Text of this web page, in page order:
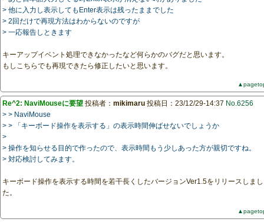
> 他に入力し表示してもEnter表示は残ったままでした
> 2回だけで再現方法はわからないのですが
> 一応報告しときます
キーアップイベント処理できなかったなど何らかのバグだと思います。
もしこちらでも再現できたら修正したいと思います。
Re^2: NaviMouseに要望 投稿者： mikimaru 投稿日：23/12/29-14:37 No.6256
> > NaviMouse
> > 「キーボード操作を表示する」の表示時間伸ばせないでしょうか
>
> 操作を知らせる目的で作ったので、表示時間もう少しあった方が親切ですね。
> 対応検討してみます。
キーボード操作を表示する時間を若干長くしたバージョンVer1.5をリリースしまし
た。